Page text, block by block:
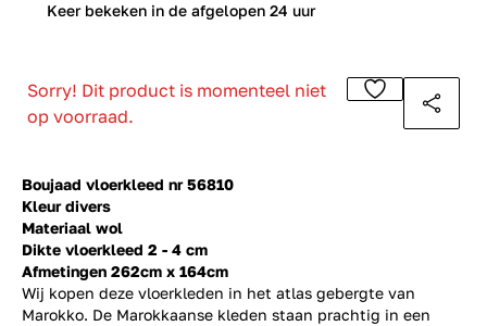
Boujaad vloerkleed nr 56810
Kleur divers
Materiaal wol
Dikte vloerkleed 2 - 4 cm
Afmetingen 262cm x 164cm
Wij kopen deze vloerkleden in het atlas gebergte van
Marokko. De Marokkaanse kleden staan prachtig in een
Keer bekeken in de afgelopen 24 uur
Sorry! Dit product is momenteel niet
op voorraad.